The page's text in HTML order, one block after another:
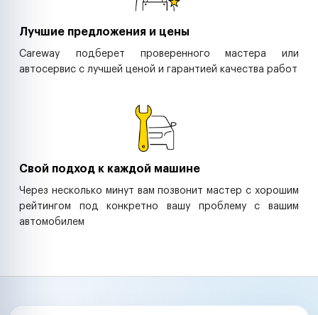
Лучшие предложения и цены
Careway подберет проверенного мастера или
автосервис с лучшей ценой и гарантией качества работ
Свой подход к каждой машине
Через несколько минут вам позвонит мастер с хорошим
рейтингом под конкретно вашу проблему с вашим
автомобилем